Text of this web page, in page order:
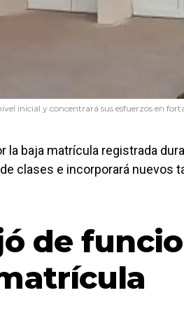
inicial y concentrará sus esfuerzos en
baja matrícula registrada
clases e incorporará nuevos
de